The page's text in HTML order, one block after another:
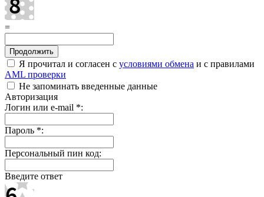
=
Я прочитал и согласен с условиями обмена и с правилами
AML проверки
Не запоминать введенные данные
Авторизация
Логин или e-mail *:
Пароль *:
Персональный пин код:
Введите ответ